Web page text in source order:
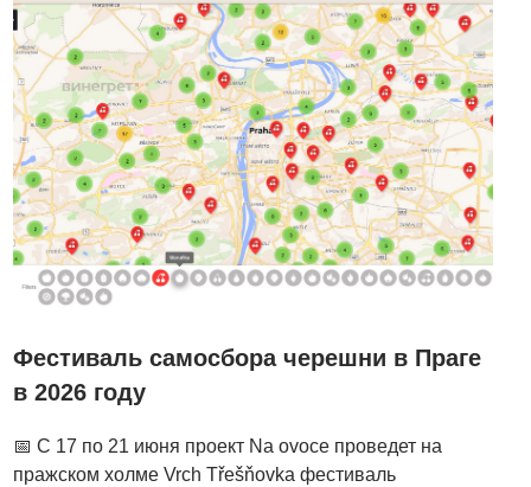
Фестиваль самосбора черешни в Праге
в 2026 году
📅 С 17 по 21 июня проект Na ovoce проведет на
пражском холме Vrch Třešňovka фестиваль